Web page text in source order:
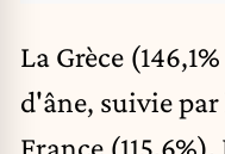
La Grèce
d'âne, suivie
France